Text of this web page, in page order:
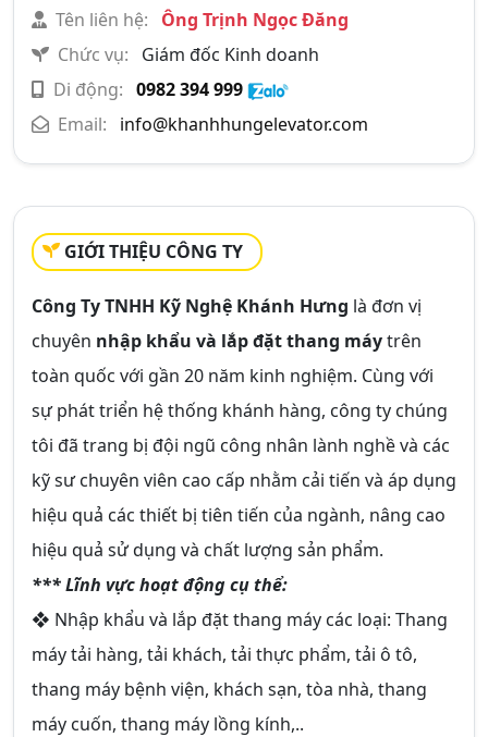
Tên liên hệ:
Ông Trịnh Ngọc Đăng
Chức vụ:
Giám đốc Kinh doanh
Di động: 0982 394 999
Email:
info@khanhhungelevator.com
GIỚI THIỆU CÔNG TY
Công Ty TNHH Kỹ Nghệ Khánh Hưng là đơn vị
chuyên nhập khẩu và lắp đặt thang máytrên
toàn quốc với gần 20 năm kinh nghiệm. Cùng với
sự phát triển hệ thống khánh hàng, công ty chúng
tôi đã trang bị đội ngũ công nhân lành nghề và các
kỹ sư chuyên viên cao cấp nhằm cải tiến và áp dụng
hiệu quả các thiết bị tiên tiến của ngành, nâng cao
hiệu quả sử dụng và chất lượng sản phẩm.
*** Lĩnh vực hoạt động cụ thể:
❖ Nhập khẩu và lắp đặt thang máy các loại: Thang
máy tải hàng, tải khách, tải thực phẩm, tải ô tô,
thang máy bệnh viện, khách sạn, tòa nhà, thang
máy cuốn, thang máy lồng kính,..